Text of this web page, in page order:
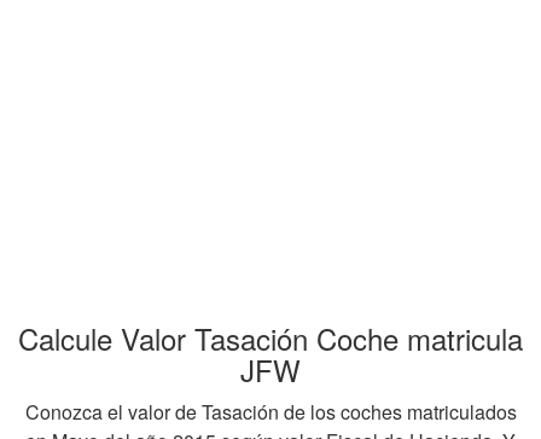
Calcule Valor Tasación Coche matricula
JFW
Conozca el valor de Tasación de los coches matriculados